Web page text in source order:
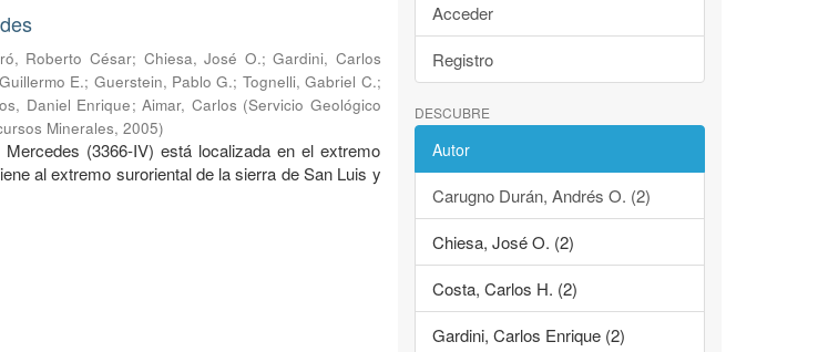
Roberto César; Chiesa, José O.;Gardini, Carlos
E.; Guerstein, Pablo G.; Tognelli, Gabriel C.;
Daniel Enrique;Aimar, Carlos (Servicio Geológico
Minerales,2005)
(3366-IV) está localizada en el extremo
al extremo suroriental de la sierra de San Luis y
Acceder
Registro
DESCUBRE
Autor
Carugno Durán, Andrés O. (2)
Chiesa, José O. (2)
Costa, Carlos H. (2)
Gardini, Carlos Enrique (2)